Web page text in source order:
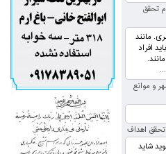
تحقق
مانند
باید افراد
و موانع
اهداف
شاید